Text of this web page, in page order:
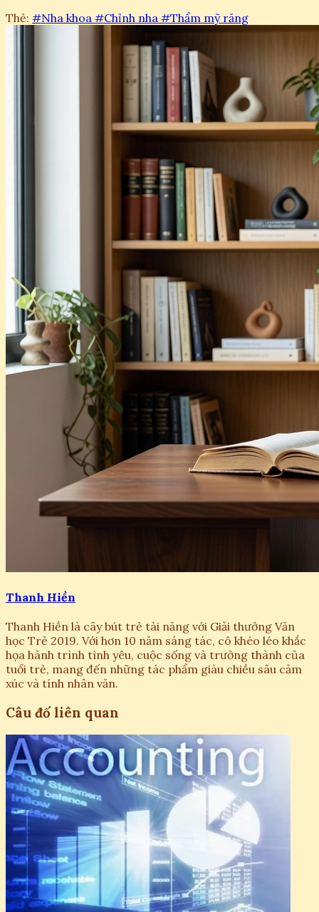
Thẻ: #Nha khoa #Chỉnh nha #Thẩm mỹ răng
Thanh Hiền
Thanh Hiền là cây bút trẻ tài năng với Giải thưởng Văn
học Trẻ 2019. Với hơn 10 năm sáng tác, cô khéo léo khắc
họa hành trình tình yêu, cuộc sống và trưởng thành của
tuổi trẻ, mang đến những tác phẩm giàu chiều sâu cảm
xúc và tính nhân văn.
Câu đố liên quan